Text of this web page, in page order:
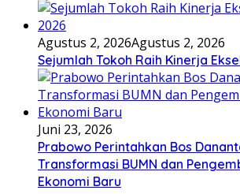
Agustus 2, 2026Agustus 2, 2026
Sejumlah Tokoh Raih Kinerja
Juni 23, 2026
Prabowo Perintahkan Bos
Transformasi BUMN dan
Ekonomi Baru